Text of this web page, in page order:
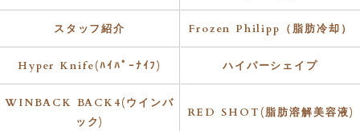
スタッフ紹介 Frozen Philipp（脂肪冷却）
Hyper Knife(ﾊｲﾊﾟｰﾅｲﾌ) ハイパーシェイプ
WINBACK BACK4(ウインバ
ック)
RED SHOT(脂肪溶解美容液)